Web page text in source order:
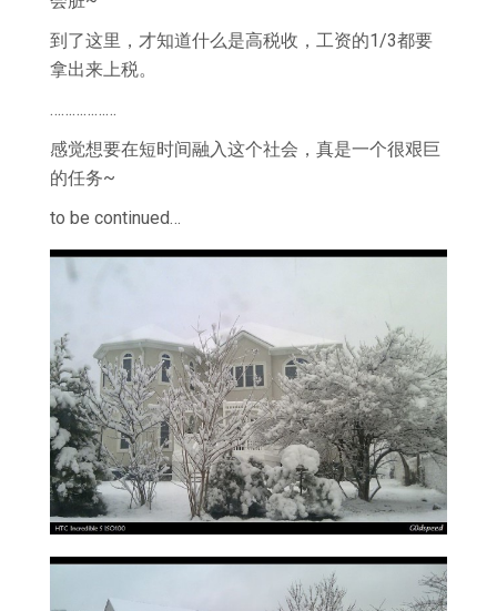
到了这里，才知道什么是高税收，工资的1/3都要
拿出来上税。
………………
感觉想要在短时间融入这个社会，真是一个很艰巨
的任务~
to be continued…